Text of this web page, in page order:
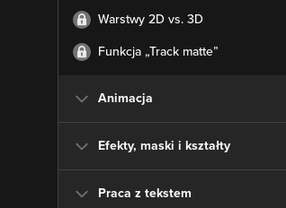
Warstwy 2D vs. 3D
Funkcja „Track matte”
Animacja
Efekty, maski i kształty
Praca z tekstem